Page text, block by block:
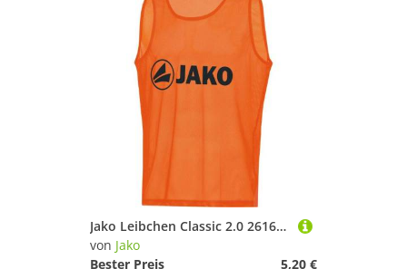
Jako Leibchen Classic 2.0 2616-19 neonorange Gr. Senior
von Jako
Bester Preis
5,20 €